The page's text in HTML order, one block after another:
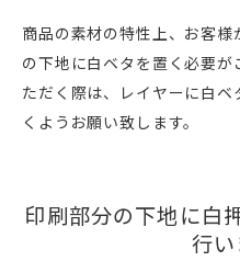
商品の素材の特性上、お客様
の下地に白ベタを置く必要
ただく際は、レイヤーに白
くようお願い致します。
印刷部分の下地に白
行い